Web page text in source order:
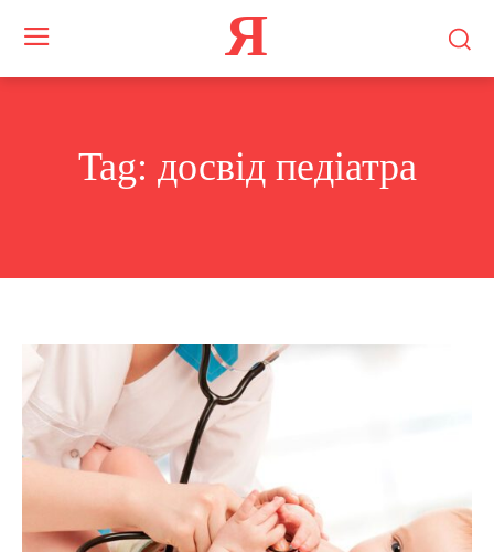
Я
Tag: досвід педіатра